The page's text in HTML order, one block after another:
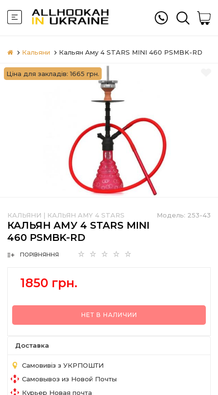
Кальяни Кальян Aму 4 STARS MINI 460 PSMBK-RD
Ціна для закладів: 1665 грн.
Модель: 253-43
КАЛЬЯНИ | КАЛЬЯН AMY 4 STARS
КАЛЬЯН AМУ 4 STARS MINI
460 PSMBK-RD
ПОРІВНЯННЯ
1850 грн.
НЕТ В НАЛИЧИИ
Доставка
Самовивіз з УКРПОШТИ
Самовывоз из Новой Почты
Курьер Новая почта